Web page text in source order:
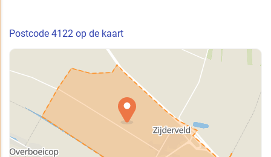
Postcode 4122 op de kaart